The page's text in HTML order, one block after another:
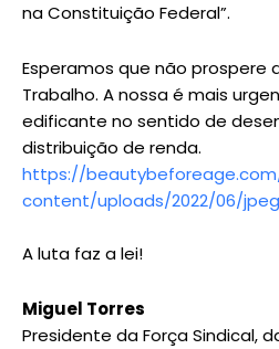
na Constituição Federal”.
Esperamos que não prospere
Trabalho. A nossa é mais
edificante no sentido de
distribuição de renda.
https://
content/uploads/2022/06/
A luta faz a lei!
Miguel Torres
Presidente da Força Sindical,